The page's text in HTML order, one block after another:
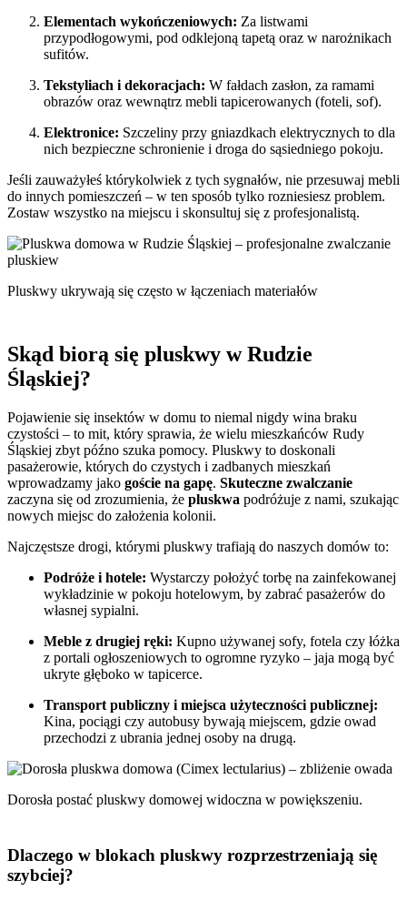
Elementach wykończeniowych: Za listwami
przypodłogowymi, pod odklejoną tapetą oraz w narożnikach
sufitów.
Tekstyliach i dekoracjach: W fałdach zasłon, za ramami
obrazów oraz wewnątrz mebli tapicerowanych (foteli, sof).
Elektronice: Szczeliny przy gniazdkach elektrycznych to dla
nich bezpieczne schronienie i droga do sąsiedniego pokoju.
Jeśli zauważyłeś którykolwiek z tych sygnałów, nie przesuwaj mebli
do innych pomieszczeń – w ten sposób tylko rozniesiesz problem.
Zostaw wszystko na miejscu i skonsultuj się z profesjonalistą.
Pluskwy ukrywają się często w łączeniach materiałów
Skąd biorą się pluskwy w Rudzie
Śląskiej?
Pojawienie się insektów w domu to niemal nigdy wina braku
czystości – to mit, który sprawia, że wielu mieszkańców Rudy
Śląskiej zbyt późno szuka pomocy. Pluskwy to doskonali
pasażerowie, których do czystych i zadbanych mieszkań
wprowadzamy jako goście na gapę. Skuteczne zwalczanie
zaczyna się od zrozumienia, że pluskwa podróżuje z nami, szukając
nowych miejsc do założenia kolonii.
Najczęstsze drogi, którymi pluskwy trafiają do naszych domów to:
Podróże i hotele: Wystarczy położyć torbę na zainfekowanej
wykładzinie w pokoju hotelowym, by zabrać pasażerów do
własnej sypialni.
Meble z drugiej ręki: Kupno używanej sofy, fotela czy łóżka
z portali ogłoszeniowych to ogromne ryzyko – jaja mogą być
ukryte głęboko w tapicerce.
Transport publiczny i miejsca użyteczności publicznej:
Kina, pociągi czy autobusy bywają miejscem, gdzie owad
przechodzi z ubrania jednej osoby na drugą.
Dorosła postać pluskwy domowej widoczna w powiększeniu.
Dlaczego w blokach pluskwy rozprzestrzeniają się
szybciej?